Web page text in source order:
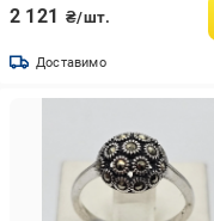
2 121 ₴/шт.
Доставимо